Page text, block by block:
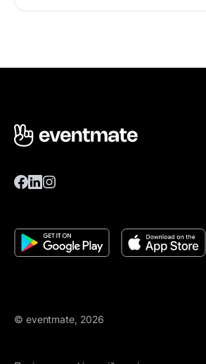
© eventmate, 2026